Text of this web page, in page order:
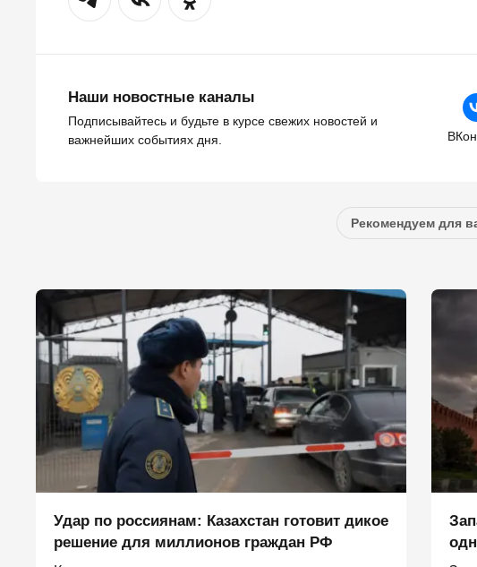
Наши новостные каналы
Подписывайтесь и будьте в курсе свежих новостей и
важнейших событиях дня.
Рекомендуем для
Удар по россиянам: Казахстан готовит дикое
решение для миллионов граждан РФ